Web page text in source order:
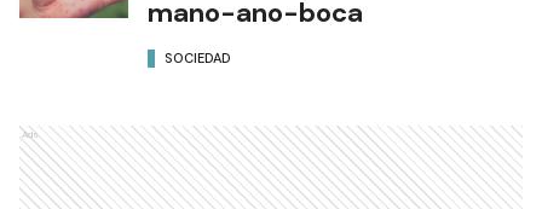
mano-ano-boca
SOCIEDAD
Ads